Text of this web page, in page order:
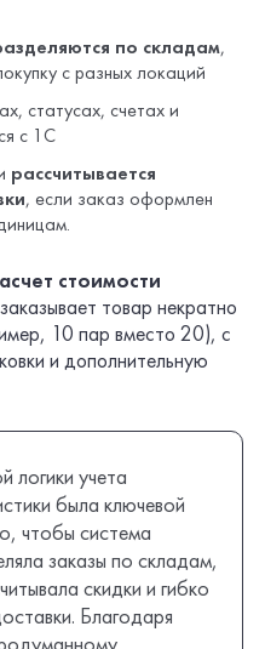
стоимости
10 пар вместо 20), с
и дополнительную
логики учета
была ключевой
заказы по складам,
скидки и гибко
Благодаря
так и для
интегратора «Факт»